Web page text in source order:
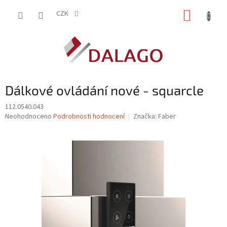
CZK
Dálkové ovládání nové - squarcle
112.0540.043
Průměrné
Neohodnoceno Podrobnosti hodnocení Značka: Faber